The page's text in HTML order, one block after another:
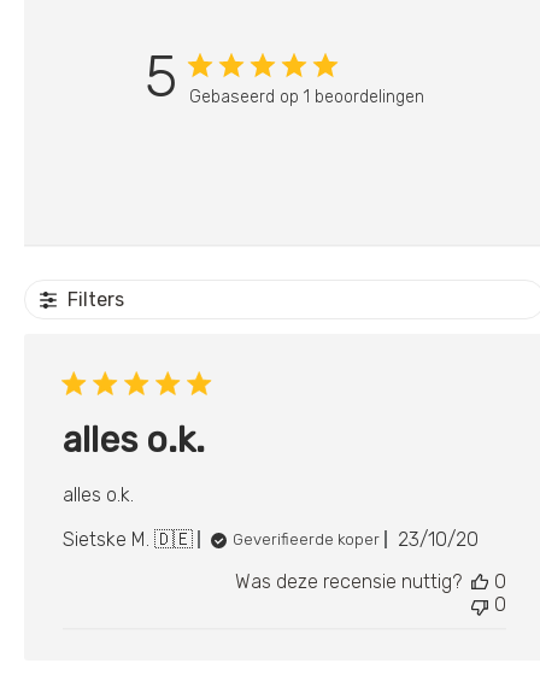
5 Gebaseerd op 1 beoordelingen
Filters
alles o.k.
alles o.k.
Sietske M. 🇩🇪
Geverifieerde koper
23/10/20
Was deze recensie nuttig?
0
0